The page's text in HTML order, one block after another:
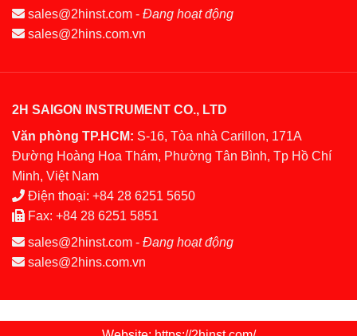
sales@2hinst.com - Đang hoạt động
sales@2hins.com.vn
2H SAIGON INSTRUMENT CO., LTD
Văn phòng TP.HCM: S-16, Tòa nhà Carillon, 171A
Đường Hoàng Hoa Thám, Phường Tân Bình, Tp Hồ Chí
Minh, Việt Nam
Điện thoại: +84 28 6251 5650
Fax: +84 28 6251 5851
sales@2hinst.com - Đang hoạt động
sales@2hins.com.vn